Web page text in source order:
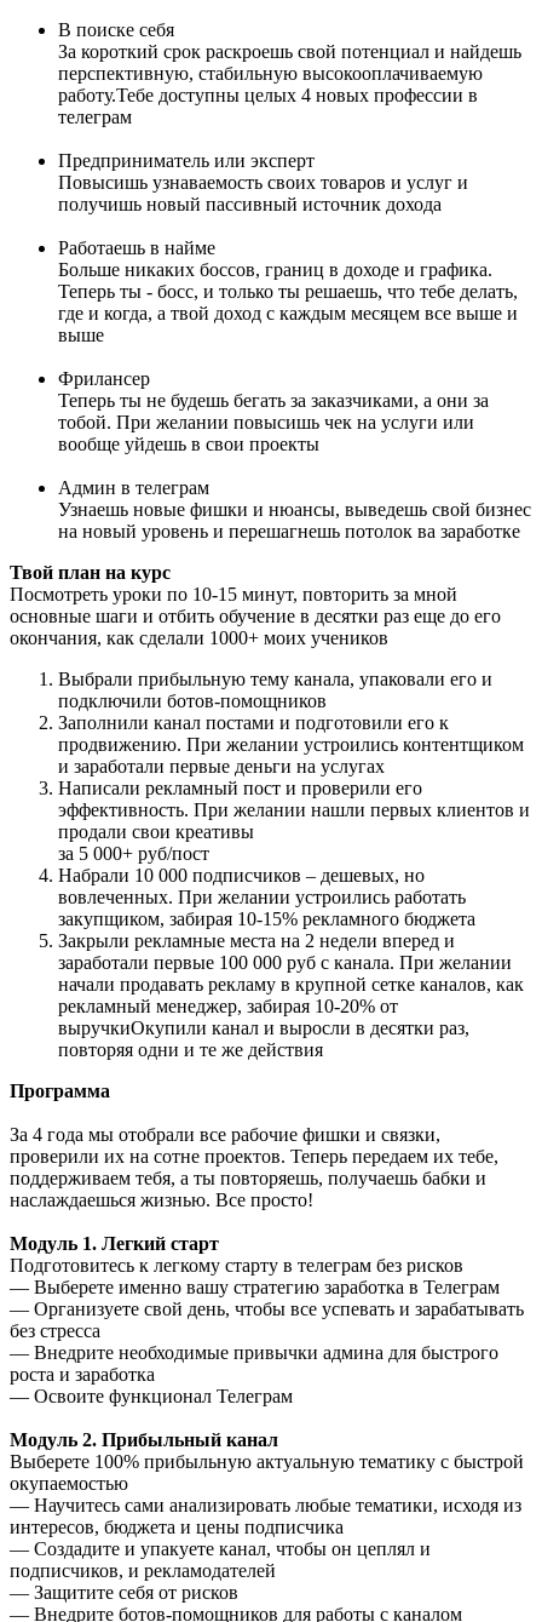
В поиске себя
За короткий срок раскроешь свой потенциал и найдешь
перспективную, стабильную высокооплачиваемую
работу.Тебе доступны целых 4 новых профессии в
телеграм
Предприниматель или эксперт
Повысишь узнаваемость своих товаров и услуг и
получишь новый пассивный источник дохода
Работаешь в найме
Больше никаких боссов, границ в доходе и графика.
Теперь ты - босс, и только ты решаешь, что тебе делать,
где и когда, а твой доход с каждым месяцем все выше и
выше
Фрилансер
Теперь ты не будешь бегать за заказчиками, а они за
тобой. При желании повысишь чек на услуги или
вообще уйдешь в свои проекты
Админ в телеграм
Узнаешь новые фишки и нюансы, выведешь свой бизнес
на новый уровень и перешагнешь потолок ва заработке
Твой план на курс
Посмотреть уроки по 10-15 минут, повторить за мной
основные шаги и отбить обучение в десятки раз еще до его
окончания, как сделали 1000+ моих учеников
Выбрали прибыльную тему канала, упаковали его и
подключили ботов-помощников
Заполнили канал постами и подготовили его к
продвижению. При желании устроились контентщиком
и заработали первые деньги на услугах
Написали рекламный пост и проверили его
эффективность. При желании нашли первых клиентов и
продали свои креативы
за 5 000+ руб/пост
Набрали 10 000 подписчиков – дешевых, но
вовлеченных. При желании устроились работать
закупщиком, забирая 10-15% рекламного бюджета
Закрыли рекламные места на 2 недели вперед и
заработали первые 100 000 руб с канала. При желании
начали продавать рекламу в крупной сетке каналов, как
рекламный менеджер, забирая 10-20% от
выручкиОкупили канал и выросли в десятки раз,
повторяя одни и те же действия
Программа
За 4 года мы отобрали все рабочие фишки и связки,
проверили их на сотне проектов. Теперь передаем их тебе,
поддерживаем тебя, а ты повторяешь, получаешь бабки и
наслаждаешься жизнью. Все просто!
Модуль 1. Легкий старт
Подготовитесь к легкому старту в телеграм без рисков
— Выберете именно вашу стратегию заработка в Телеграм
— Организуете свой день, чтобы все успевать и зарабатывать
без стресса
— Внедрите необходимые привычки админа для быстрого
роста и заработка
— Освоите функционал Телеграм
Модуль 2. Прибыльный канал
Выберете 100% прибыльную актуальную тематику с быстрой
окупаемостью
— Научитесь сами анализировать любые тематики, исходя из
интересов, бюджета и цены подписчика
— Создадите и упакуете канал, чтобы он цеплял и
подписчиков, и рекламодателей
— Защитите себя от рисков
— Внедрите ботов-помощников для работы с каналом